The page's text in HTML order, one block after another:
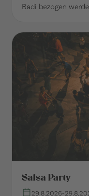
Badi bezogen
Salsa Party
29.8.2026-